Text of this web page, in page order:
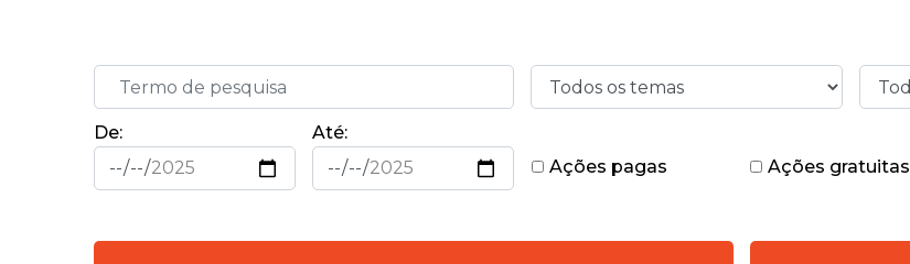
De:
Até:
Ações pagas
Ações gratuitas